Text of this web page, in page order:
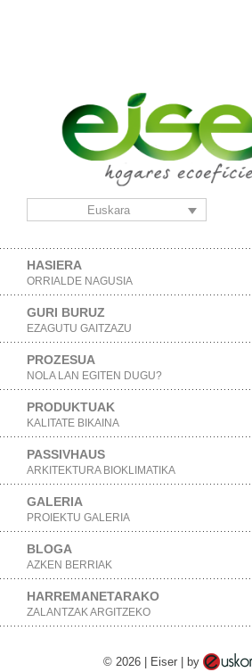
Euskara
HASIERA
ORRIALDE NAGUSIA
GURI BURUZ
EZAGUTU GAITZAZU
PROZESUA
NOLA LAN EGITEN DUGU?
PRODUKTUAK
KALITATE BIKAINA
PASSIVHAUS
ARKITEKTURA BIOKLIMATIKA
GALERIA
PROIEKTU GALERIA
BLOGA
AZKEN BERRIAK
HARREMANETARAKO
ZALANTZAK ARGITZEKO
© 2026 | Eiser | by